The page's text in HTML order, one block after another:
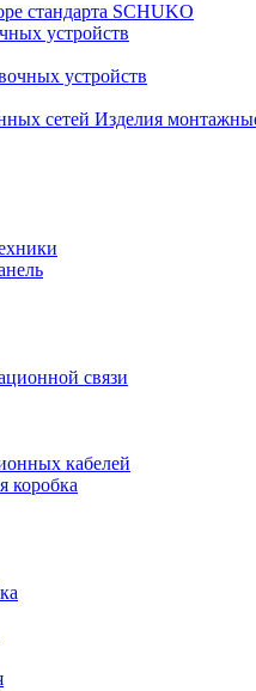
стандарта SCHUKO
устройств
устройств
Изделия
связи
кабелей
коробка